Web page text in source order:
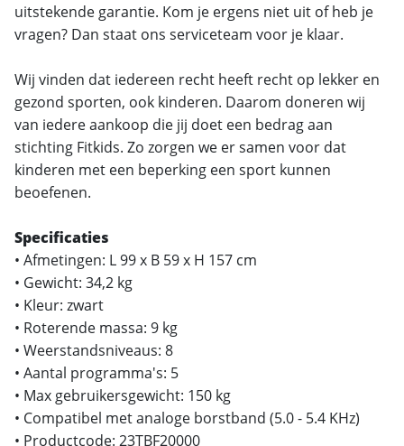
uitstekende garantie. Kom je ergens niet uit of heb je
vragen? Dan staat ons serviceteam voor je klaar.
Wij vinden dat iedereen recht heeft recht op lekker en
gezond sporten, ook kinderen. Daarom doneren wij
van iedere aankoop die jij doet een bedrag aan
stichting Fitkids. Zo zorgen we er samen voor dat
kinderen met een beperking een sport kunnen
beoefenen.
Specificaties
• Afmetingen: L 99 x B 59 x H 157 cm
• Gewicht: 34,2 kg
• Kleur: zwart
• Roterende massa: 9 kg
• Weerstandsniveaus: 8
• Aantal programma's: 5
• Max gebruikersgewicht: 150 kg
• Compatibel met analoge borstband (5.0 - 5.4 KHz)
• Productcode: 23TBF20000